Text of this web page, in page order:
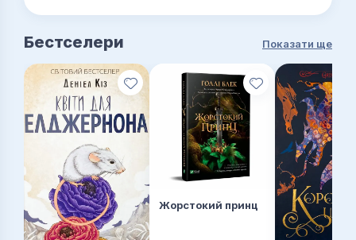
Бестселери Показати ще
Жорстокий принц